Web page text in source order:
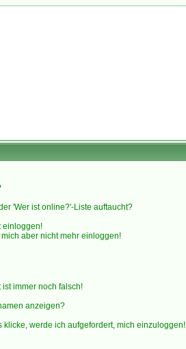
'Wer ist online?'-Liste auftaucht?
einloggen!
aber nicht mehr einloggen!
immer noch falsch!
anzeigen?
werde ich aufgefordert, mich einzuloggen!